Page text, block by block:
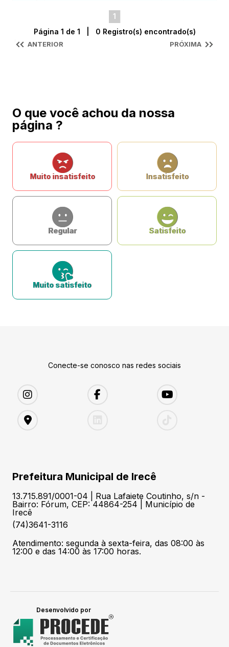
1
ANTERIOR
Página 1 de 1 | 0 Registro(s) encontrado(s)
PRÓXIMA
O que você achou da nossa
página ?
Muito insatisfeito Insatisfeito
Regular Satisfeito
Muito satisfeito
Conecte-se conosco nas redes sociais
Prefeitura Municipal de Irecê
13.715.891/0001-04 | Rua Lafaiete Coutinho, s/n -
Bairro: Fórum, CEP: 44864-254 | Município de
Irecê
(74)3641-3116
Atendimento: segunda à sexta-feira, das 08:00 às
12:00 e das 14:00 às 17:00 horas.
Desenvolvido por